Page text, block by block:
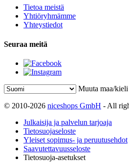
Tietoa meistä
Yhtiöryhmämme
Yhteystiedot
Seuraa meitä
Muuta maa/kieli
© 2010-2026 niceshops GmbH - All
Julkaisija ja palvelun tarjoaja
Tietosuojaseloste
Yleiset sopimus- ja peruutusehdot
Saavutettavuusseloste
Tietosuoja-asetukset